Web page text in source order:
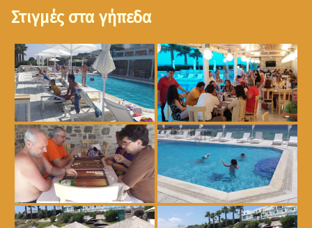
Στιγμές στα γήπεδα